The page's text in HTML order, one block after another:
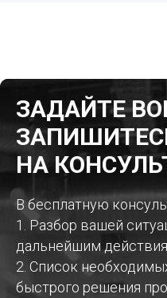
ЗАДАЙТЕ
НА
В бесплатную
1. Разбор вашей
дальнейшим
2. Список
быстрого решения